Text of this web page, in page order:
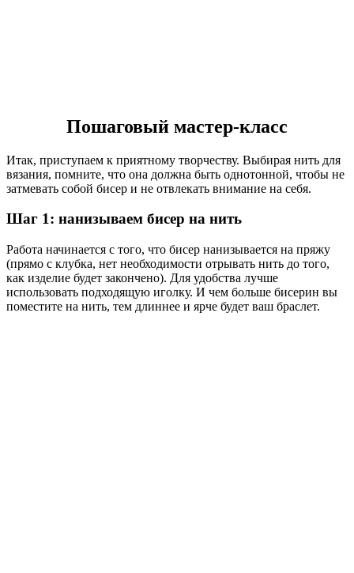
Пошаговый мастер-класс
Итак, приступаем к приятному творчеству. Выбирая нить для
вязания, помните, что она должна быть однотонной, чтобы не
затмевать собой бисер и не отвлекать внимание на себя.
Шаг 1: нанизываем бисер на нить
Работа начинается с того, что бисер нанизывается на пряжу
(прямо с клубка, нет необходимости отрывать нить до того,
как изделие будет закончено). Для удобства лучше
использовать подходящую иголку. И чем больше бисерин вы
поместите на нить, тем длиннее и ярче будет ваш браслет.